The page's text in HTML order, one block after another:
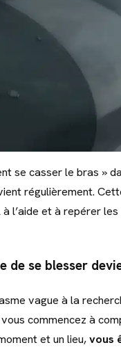
se casser le bras »
régulièrement.
l’aide et à repérer
de se blesser
vague à la
commencez à
et un lieu,vous